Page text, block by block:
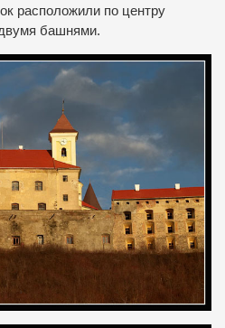
расположили по центру
башнями.